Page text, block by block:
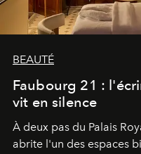
BEAUTÉ
Faubourg 21 :
vit en silence
À deux pas du Palais
abrite l'un des espaces